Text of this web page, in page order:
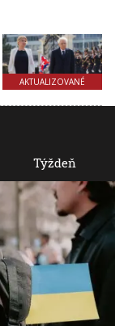
AKTUALIZOVANÉ
Týždeň